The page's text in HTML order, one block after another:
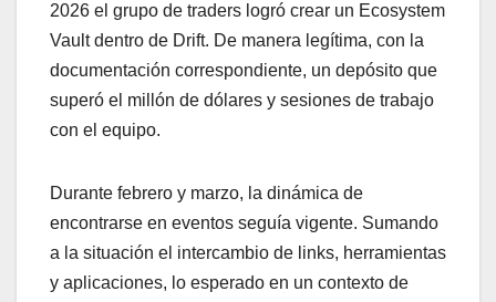
2026 el grupo de traders logró crear un Ecosystem
Vault dentro de Drift. De manera legítima, con la
documentación correspondiente, un depósito que
superó el millón de dólares y sesiones de trabajo
con el equipo.
Durante febrero y marzo, la dinámica de
encontrarse en eventos seguía vigente. Sumando
a la situación el intercambio de links, herramientas
y aplicaciones, lo esperado en un contexto de